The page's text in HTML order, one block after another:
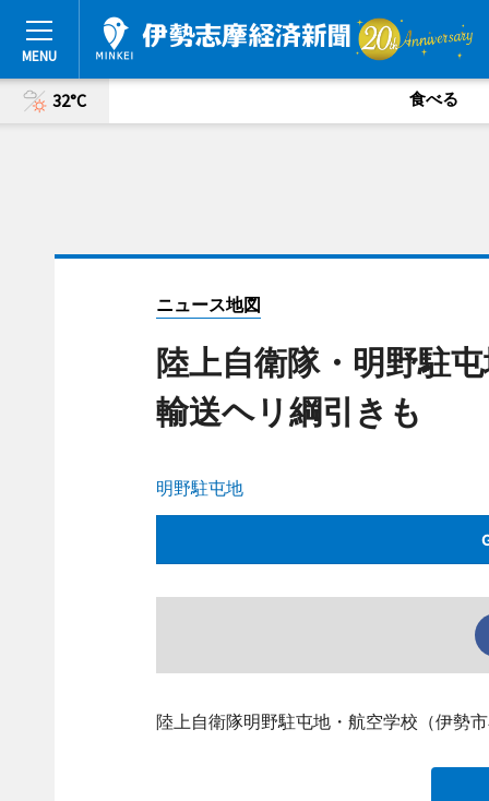
32°C 食べる
ニュース地図
陸上自衛隊・明野駐
輸送ヘリ綱引きも
明野駐屯地
陸上自衛隊明野駐屯地・航空学校（伊勢